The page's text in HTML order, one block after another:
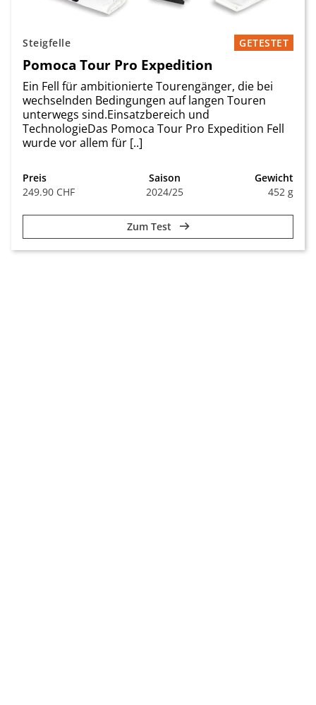
Steigfelle GETESTET
Pomoca Tour Pro Expedition
Ein Fell für ambitionierte Tourengänger, die bei
wechselnden Bedingungen auf langen Touren
unterwegs sind.Einsatzbereich und
TechnologieDas Pomoca Tour Pro Expedition Fell
wurde vor allem für [..]
Preis
249.90 CHF
Saison
2024/25
Gewicht
452 g
Zum Test